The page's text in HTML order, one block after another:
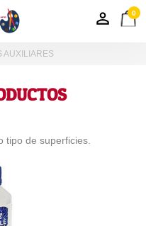
0
AUXILIARES
tipo de superficies.